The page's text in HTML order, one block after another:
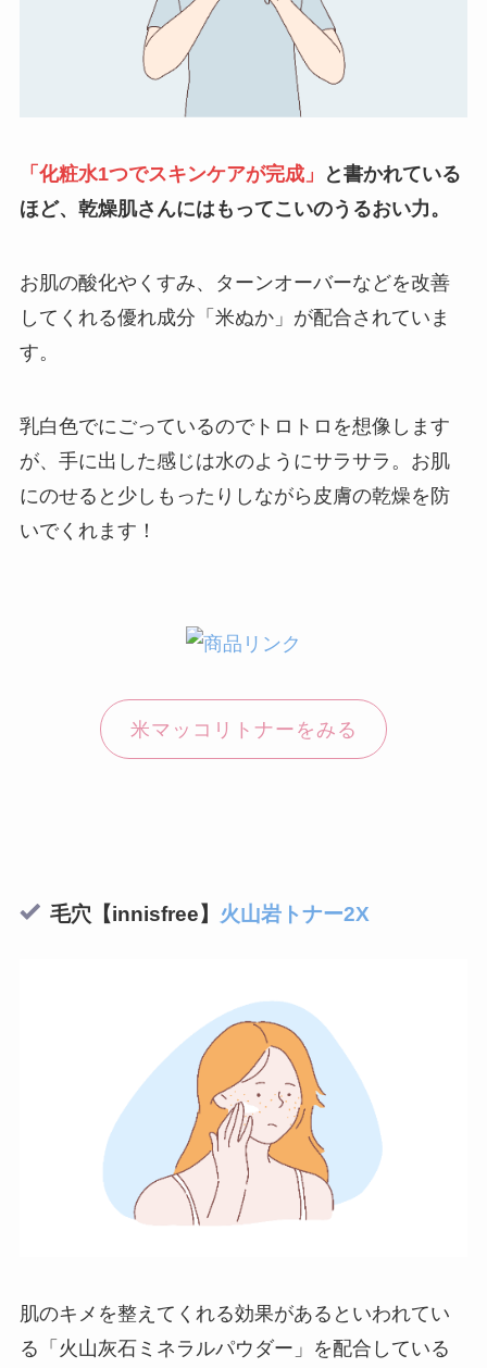
「化粧水1つでスキンケアが完成」
と書かれている
ほど、乾燥肌さんにはもってこいのうるおい力。
お肌の酸化やくすみ、ターンオーバーなどを改善
してくれる優れ成分 「米ぬか」が配合されていま
す。
乳白色でにごっているのでトロトロを想像します
が、手に出した感じは水のようにサラサラ。お肌
にのせると少しもったりしながら皮膚の乾燥を防
いでくれます！
米マッコリトナーをみる
毛穴【innisfree】 火山岩トナー2X
肌のキメを整えてくれる効果があるといわれてい
る「火山灰石ミネラルパウダー」を配合している